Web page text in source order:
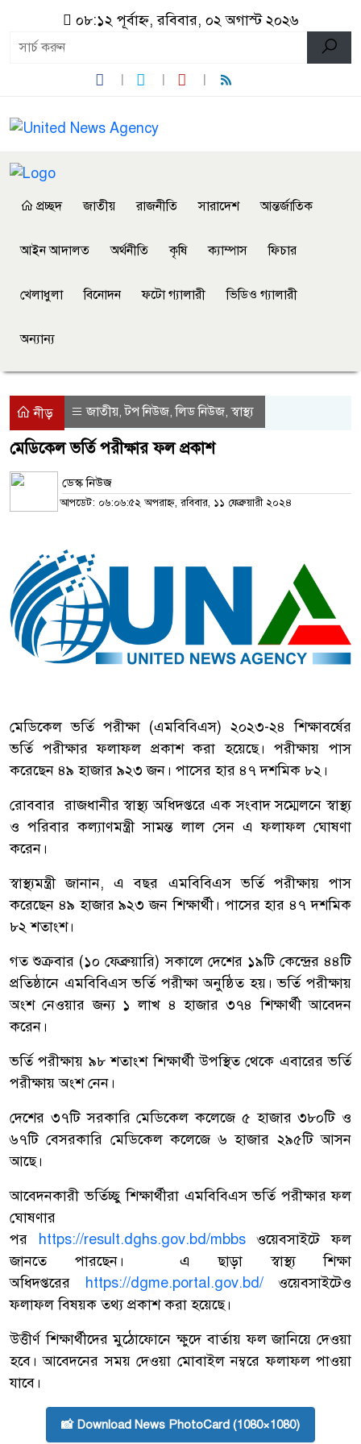
০৮:১২ পূর্বাহ্ন, রবিবার, ০২ অগাস্ট ২০২৬
প্রচ্ছদ জাতীয় রাজনীতি সারাদেশ আন্তর্জাতিক
আইন আদালত অর্থনীতি কৃষি ক্যাম্পাস ফিচার
খেলাধুলা বিনোদন ফটো গ্যালারী ভিডিও গ্যালারী
অন্যান্য
নীড় জাতীয় ,টপ নিউজ ,লিড নিউজ ,স্বাস্থ্য
মেডিকেল ভর্তি পরীক্ষার ফল প্রকাশ
ডেস্ক নিউজ
আপডেট: ০৬:০৬:৫২ অপরাহ্ন, রবিবার, ১১ ফেব্রুয়ারী ২০২৪
মেডিকেল ভর্তি পরীক্ষা (এমবিবিএস) ২০২৩-২৪ শিক্ষাবর্ষের
ভর্তি পরীক্ষার ফলাফল প্রকাশ করা হয়েছে। পরীক্ষায় পাস
করেছেন ৪৯ হাজার ৯২৩ জন। পাসের হার ৪৭ দশমিক ৮২।
রোববার রাজধানীর স্বাস্থ্য অধিদপ্তরে এক সংবাদ সম্মেলনে স্বাস্থ্য
ও পরিবার কল্যাণমন্ত্রী সামন্ত লাল সেন এ ফলাফল ঘোষণা
করেন।
স্বাস্থ্যমন্ত্রী জানান, এ বছর এমবিবিএস ভর্তি পরীক্ষায় পাস
করেছেন ৪৯ হাজার ৯২৩ জন শিক্ষার্থী। পাসের হার ৪৭ দশমিক
৮২ শতাংশ।
গত শুক্রবার (১০ ফেব্রুয়ারি) সকালে দেশের ১৯টি কেন্দ্রের ৪৪টি
প্রতিষ্ঠানে এমবিবিএস ভর্তি পরীক্ষা অনুষ্ঠিত হয়। ভর্তি পরীক্ষায়
অংশ নেওয়ার জন্য ১ লাখ ৪ হাজার ৩৭৪ শিক্ষার্থী আবেদন
করেন।
ভর্তি পরীক্ষায় ৯৮ শতাংশ শিক্ষার্থী উপস্থিত থেকে এবারের ভর্তি
পরীক্ষায় অংশ নেন।
দেশের ৩৭টি সরকারি মেডিকেল কলেজে ৫ হাজার ৩৮০টি ও
৬৭টি বেসরকারি মেডিকেল কলেজে ৬ হাজার ২৯৫টি আসন
আছে।
আবেদনকারী ভর্তিচ্ছু শিক্ষার্থীরা এমবিবিএস ভর্তি পরীক্ষার ফল
ঘোষণার
পর
https://result.dghs.gov.bd/mbbsওয়েবসাইটে ফল
জানতে পারছেন। এ ছাড়া স্বাস্থ্য শিক্ষা
অধিদপ্তরের
https://dgme.portal.gov.bd/ওয়েবসাইটেও
ফলাফল বিষয়ক তথ্য প্রকাশ করা হয়েছে।
উত্তীর্ণ শিক্ষার্থীদের মুঠোফোনে ক্ষুদে বার্তায় ফল জানিয়ে দেওয়া
হবে। আবেদনের সময় দেওয়া মোবাইল নম্বরে ফলাফল পাওয়া
যাবে।
📸 Download News PhotoCard (1080×1080)